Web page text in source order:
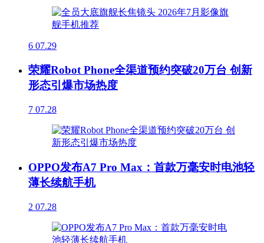
6 07.29
荣耀Robot Phone全渠道预约突破20万台 创新
形态引爆市场热度
7 07.28
OPPO发布A7 Pro Max：首款万毫安时电池轻
薄长续航手机
2 07.28